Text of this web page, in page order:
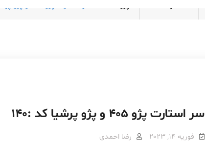
سر استارت پژو 405 و پژو پرشیا کد :140
فوریه 14, 2023 رضا احمدی